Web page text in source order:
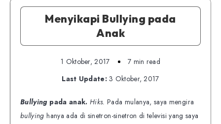
Menyikapi Bullying pada
Anak
1 Oktober, 2017
7 min read
Last Update:3 Oktober, 2017
Bullyingpada anak.Hiks.Pada mulanya, saya mengira
bullying hanya ada di sinetron-sinetron di televisi yang saya